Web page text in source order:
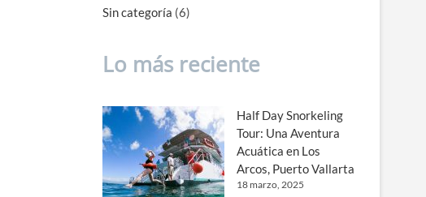
Sin categoría (6)
Lo más reciente
Half Day Snorkeling
Tour: Una Aventura
Acuática en Los
Arcos, Puerto Vallarta
18 marzo, 2025